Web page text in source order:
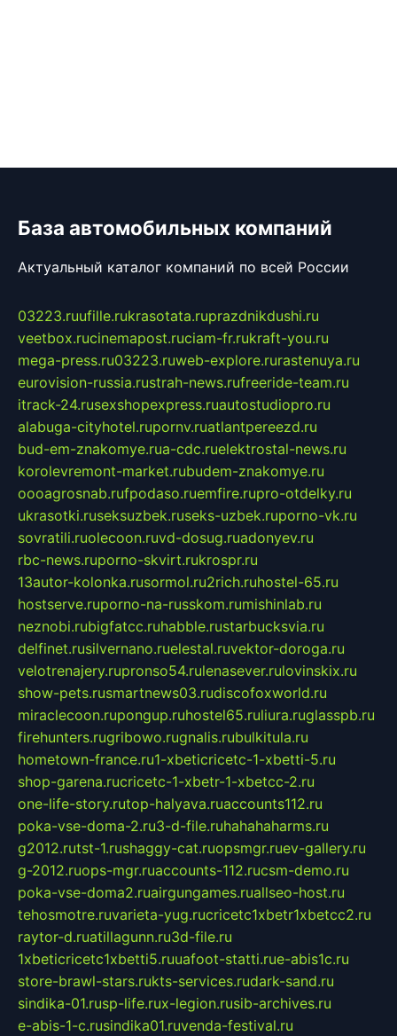
База автомобильных компаний
Актуальный каталог компаний по всей России
03223.ruufille.rukrasotata.ruprazdnikdushi.ru
veetbox.rucinemapost.ruciam-fr.rukraft-you.ru
mega-press.ru03223.ruweb-explore.rurastenuya.ru
eurovision-russia.rustrah-news.rufreeride-team.ru
itrack-24.rusexshopexpress.ruautostudiopro.ru
alabuga-cityhotel.rupornv.ruatlantpereezd.ru
bud-em-znakomye.rua-cdc.ruelektrostal-news.ru
korolevremont-market.rubudem-znakomye.ru
oooagrosnab.rufpodaso.ruemfire.rupro-otdelky.ru
ukrasotki.ruseksuzbek.ruseks-uzbek.ruporno-vk.ru
sovratili.ruolecoon.ruvd-dosug.ruadonyev.ru
rbc-news.ruporno-skvirt.rukrospr.ru
13autor-kolonka.rusormol.ru2rich.ruhostel-65.ru
hostserve.ruporno-na-russkom.rumishinlab.ru
neznobi.rubigfatcc.ruhabble.rustarbucksvia.ru
delfinet.rusilvernano.ruelestal.ruvektor-doroga.ru
velotrenajery.rupronso54.rulenasever.rulovinskix.ru
show-pets.rusmartnews03.rudiscofoxworld.ru
miraclecoon.rupongup.ruhostel65.ruliura.ruglasspb.ru
firehunters.rugribowo.rugnalis.rubulkitula.ru
hometown-france.ru1-xbeticricetc-1-xbetti-5.ru
shop-garena.rucricetc-1-xbetr-1-xbetcc-2.ru
one-life-story.rutop-halyava.ruaccounts112.ru
poka-vse-doma-2.ru3-d-file.ruhahahaharms.ru
g2012.rutst-1.rushaggy-cat.ruopsmgr.ruev-gallery.ru
g-2012.ruops-mgr.ruaccounts-112.rucsm-demo.ru
poka-vse-doma2.ruairgungames.ruallseo-host.ru
tehosmotre.ruvarieta-yug.rucricetc1xbetr1xbetcc2.ru
raytor-d.ruatillagunn.ru3d-file.ru
1xbeticricetc1xbetti5.ruuafoot-statti.rue-abis1c.ru
store-brawl-stars.rukts-services.rudark-sand.ru
sindika-01.rusp-life.rux-legion.rusib-archives.ru
e-abis-1-c.rusindika01.ruvenda-festival.ru